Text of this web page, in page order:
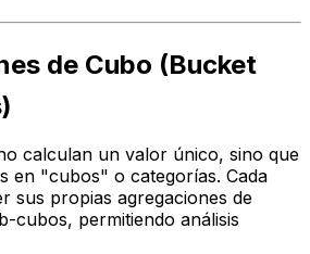
de Cubo (Bucket
calculan un valor único, sino que
en "cubos" o categorías. Cada
sus propias agregaciones de
cubos, permitiendo análisis